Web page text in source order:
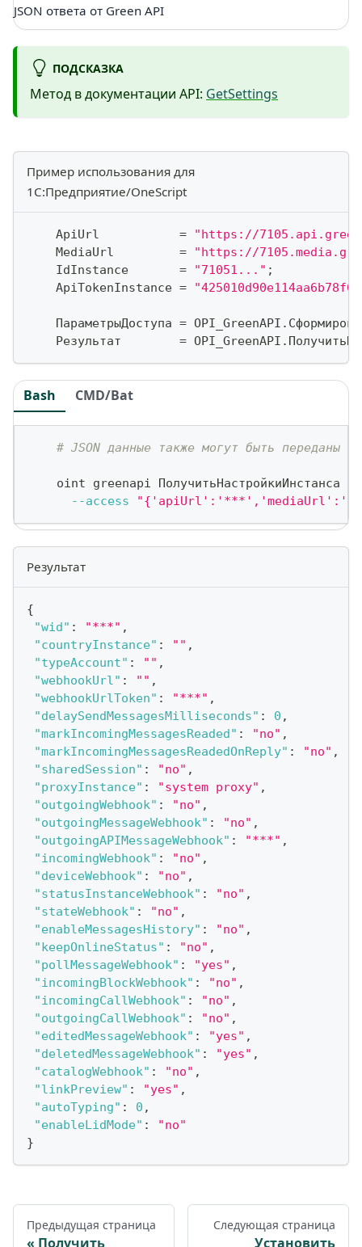
JSON ответа от Green API
ПОДСКАЗКА
Метод в документации API: GetSettings
Пример использования для
1С:Предприятие/OneScript
    ApiUrl
=
"https://
    MediaUrl
=
"https://
    IdInstance
= "71051..." ;
    ApiTokenInstance
=
    ПараметрыДоступа
= OPI_GreenAPI .
    Результат
= OPI_GreenAPI .
Bash CMD/Bat
# JSON данные также могут быть переданы
    oint greenapi ПолучитьНастройкиИнстанса
--access
Результат
{
"wid" : "***" ,
"countryInstance" : "" ,
"typeAccount" : "" ,
"webhookUrl" : "" ,
"webhookUrlToken" : "***" ,
"delaySendMessagesMilliseconds" : 0 ,
"markIncomingMessagesReaded" : "no" ,
"markIncomingMessagesReadedOnReply" : "no" ,
"sharedSession" : "no" ,
"proxyInstance" : "system proxy" ,
"outgoingWebhook" : "no" ,
"outgoingMessageWebhook" : "no" ,
"outgoingAPIMessageWebhook" : "***" ,
"incomingWebhook" : "no" ,
"deviceWebhook" : "no" ,
"statusInstanceWebhook" : "no" ,
"stateWebhook" : "no" ,
"enableMessagesHistory" : "no" ,
"keepOnlineStatus" : "no" ,
"pollMessageWebhook" : "yes" ,
"incomingBlockWebhook" : "no" ,
"incomingCallWebhook" : "no" ,
"outgoingCallWebhook" : "no" ,
"editedMessageWebhook" : "yes" ,
"deletedMessageWebhook" : "yes" ,
"catalogWebhook" : "no" ,
"linkPreview" : "yes" ,
"autoTyping" : 0 ,
"enableLidMode" :
"no"
}
Предыдущая страница
Получить
Следующая страница
Установить